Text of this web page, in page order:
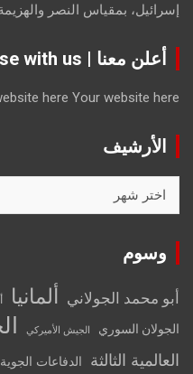
إسرائيل، بمقياس النصر
أعلن معنا | Advertise with us
here Your website here
الأرشيف
وسوم
أبو محمد الجولاني ألمانيا
الجولان السوري الجيش الأميركي
العالمية الثالثة
الدفاعات